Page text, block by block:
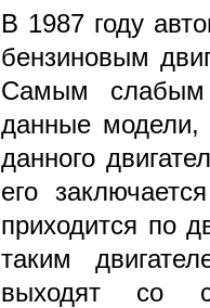
В 1987 году
бензиновым
Самым слабым
данные модели,
данного
его
приходится по
таким
выходят со